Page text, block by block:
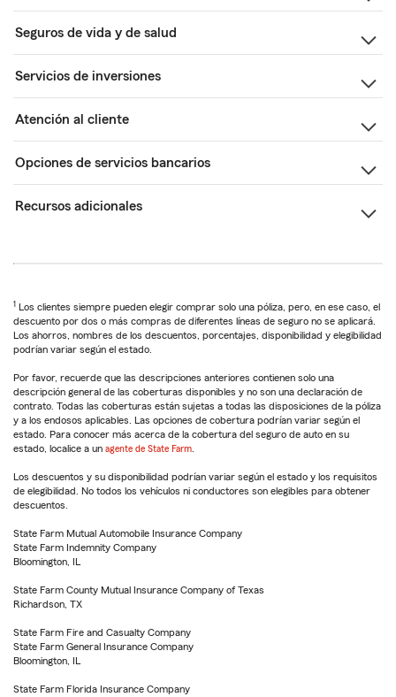
Seguros de vida y de salud
Servicios de inversiones
Atención al cliente
Opciones de servicios bancarios
Recursos adicionales
1 Los clientes siempre pueden elegir comprar solo una póliza, pero, en ese caso, el
descuento por dos o más compras de diferentes líneas de seguro no se aplicará.
Los ahorros, nombres de los descuentos, porcentajes, disponibilidad y elegibilidad
podrían variar según el estado.
Por favor, recuerde que las descripciones anteriores contienen solo una
descripción general de las coberturas disponibles y no son una declaración de
contrato. Todas las coberturas están sujetas a todas las disposiciones de la póliza
y a los endosos aplicables. Las opciones de cobertura podrían variar según el
estado. Para conocer más acerca de la cobertura del seguro de auto en su
estado, localice a un agente de State Farm
Los descuentos y su disponibilidad podrían variar según el estado y los requisitos
de elegibilidad. No todos los vehículos ni conductores son elegibles para obtener
descuentos.
State Farm Mutual Automobile Insurance Company
State Farm Indemnity Company
Bloomington, IL
State Farm County Mutual Insurance Company of Texas
Richardson, TX
State Farm Fire and Casualty Company
State Farm General Insurance Company
Bloomington, IL
State Farm Florida Insurance Company